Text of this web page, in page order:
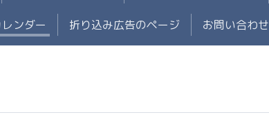
ンダー 折り込み広告のページ お問い合わせ